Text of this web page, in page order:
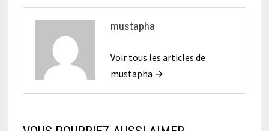
mustapha
Voir tous les articles de
mustapha →